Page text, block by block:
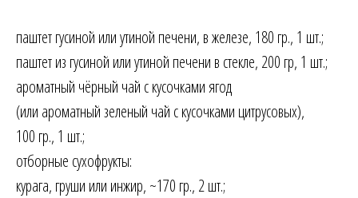
паштет гусиной или утиной печени, в железе, 180 гр., 1 шт.;
паштет из гусиной или утиной печени в стекле, 200 гр, 1 шт.;
ароматный чёрный чай с кусочками ягод
(или ароматный зеленый чай с кусочками цитрусовых),
100 гр., 1 шт.;
отборные сухофрукты:
курага, груши или инжир, ~170 гр., 2 шт.;